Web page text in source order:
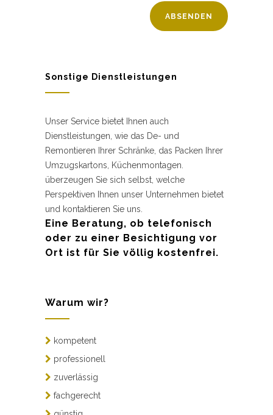
Sonstige Dienstleistungen
Unser Service bietet Ihnen auch
Dienstleistungen, wie das De- und
Remontieren Ihrer Schränke, das Packen Ihrer
Umzugskartons, Küchenmontagen.
überzeugen Sie sich selbst, welche
Perspektiven Ihnen unser Unternehmen bietet
und kontaktieren Sie uns.
Eine Beratung, ob telefonisch
oder zu einer Besichtigung vor
Ort ist für Sie völlig kostenfrei.
Warum wir?
kompetent
professionell
zuverlässig
fachgerecht